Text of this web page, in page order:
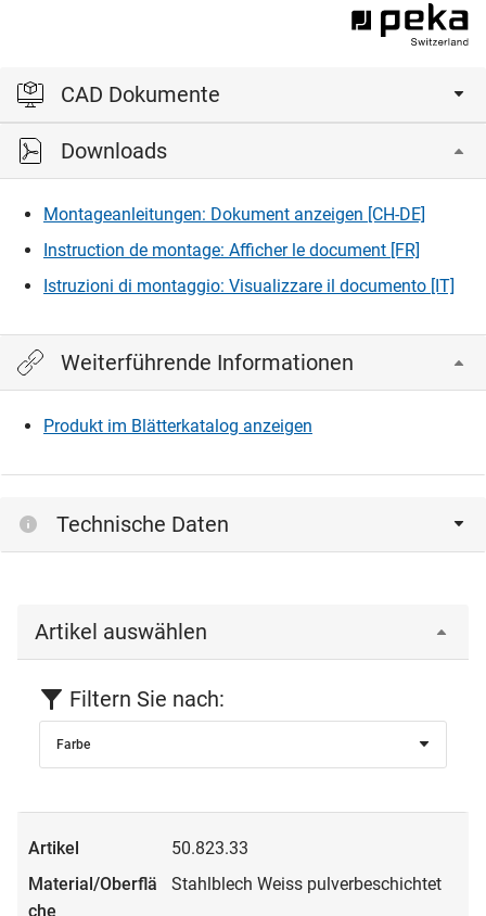
CAD Dokumente
Bitte einloggen, um die CAD‑Dateien anzeigen und
herunterladen zu können.
Einloggen
Downloads
Montageanleitungen: Dokument anzeigen [CH-DE]
Instruction de montage: Afficher le document [FR]
Istruzioni di montaggio: Visualizzare il documento [IT]
Weiterführende Informationen
Produkt im Blätterkatalog anzeigen
Technische Daten
Artikel auswählen
Filtern Sie nach:
Farbe
50.823.33
Stahlblech Weiss pulverbeschichtet